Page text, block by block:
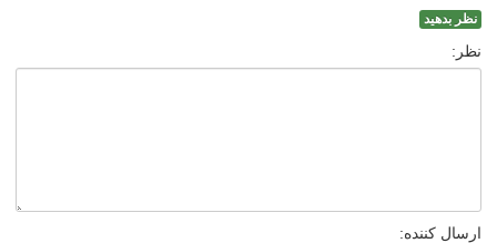
نظر بدهید
نظر:
ارسال کننده: